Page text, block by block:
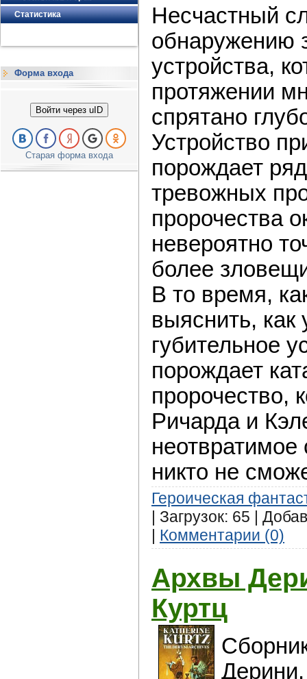
Статистика
Форма входа
Войти через uID
Старая форма входа
Несчастный
обнаружению
устройства,
протяжении
спрятано
Устройство
порождает
тревожных
пророчества
невероятно
более
В то время,
выяснить, как
губительное
порождает
пророчество,
Ричарда и
никто не
Героическая
| Загрузок: 65 |
| Комментарии (0)
Архвы
Куртц
Дерини.